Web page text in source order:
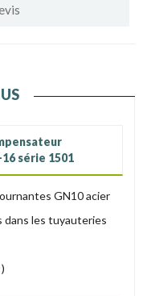
série 1501
GN10 acier
les tuyauteries